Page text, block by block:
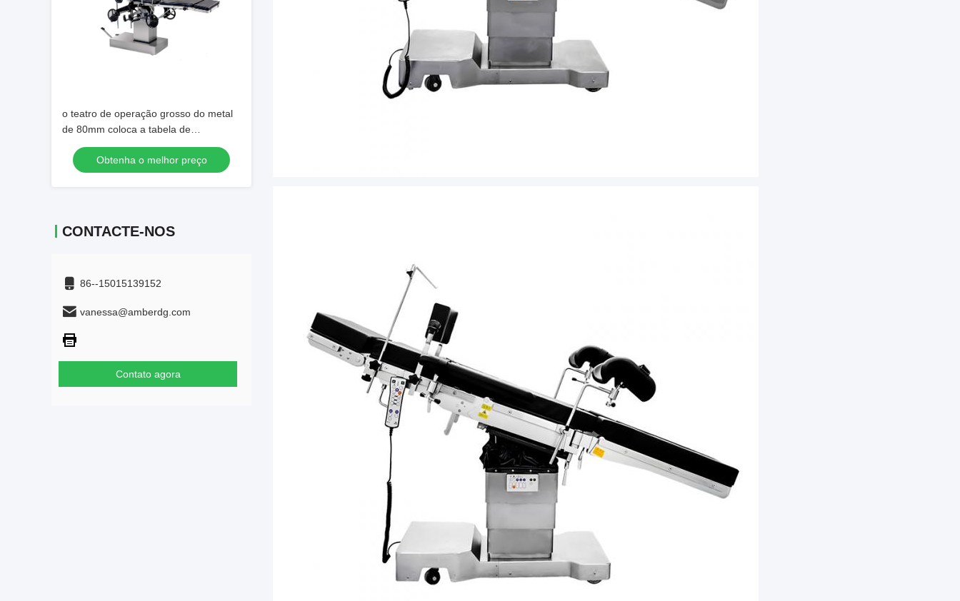
o teatro de operação grosso do metal
de 80mm coloca a tabela de
funcionamento médica 210*55cm
Obtenha o melhor preço
CONTACTE-NOS
86--15015139152
vanessa@amberdg.com
Contato agora